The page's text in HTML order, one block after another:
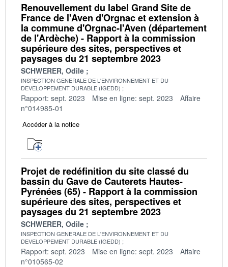
Renouvellement du label Grand Site de
France de l'Aven d'Orgnac et extension à
la commune d'Orgnac-l'Aven (département
de l'Ardèche) - Rapport à la commission
supérieure des sites, perspectives et
paysages du 21 septembre 2023
SCHWERER, Odile
INSPECTION GENERALE DE L'ENVIRONNEMENT ET DU
DEVELOPPEMENT DURABLE (IGEDD)
Rapport: sept. 2023 Mise en ligne: sept. 2023
Affaire
n°014985-01
Accéder à la notice
Projet de redéfinition du site classé du
bassin du Gave de Cauterets Hautes-
Pyrénées (65) - Rapport à la commission
supérieure des sites, perspectives et
paysages du 21 septembre 2023
SCHWERER, Odile
INSPECTION GENERALE DE L'ENVIRONNEMENT ET DU
DEVELOPPEMENT DURABLE (IGEDD)
Rapport: sept. 2023 Mise en ligne: sept. 2023
Affaire
n°010565-02